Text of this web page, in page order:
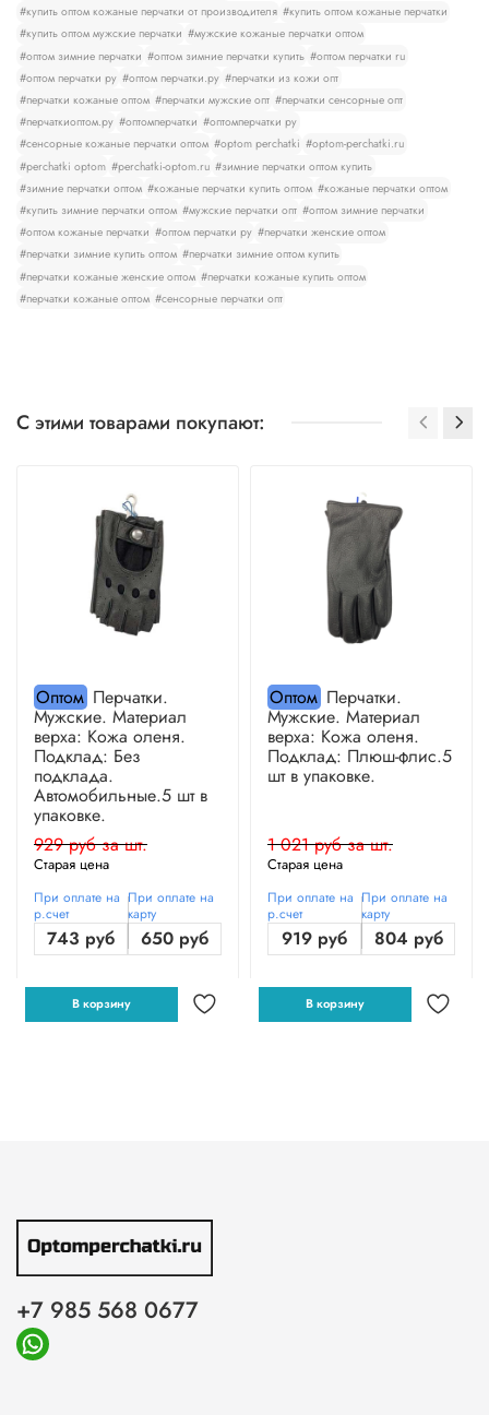
#купить оптом кожаные перчатки от производителя #купить оптом кожаные перчатки
#купить оптом мужские перчатки #мужские кожаные перчатки оптом
#оптом зимние перчатки #оптом зимние перчатки купить #оптом перчатки ru
#оптом перчатки ру #оптом перчатки.ру #перчатки из кожи опт
#перчатки кожаные оптом #перчатки мужские опт #перчатки сенсорные опт
#перчаткиоптом.ру #оптомперчатки #оптомперчатки ру
#сенсорные кожаные перчатки оптом #optom perchatki #optom-perchatki.ru
#perchatki optom #perchatki-optom.ru #зимние перчатки оптом купить
#зимние перчатки оптом #кожаные перчатки купить оптом #кожаные перчатки оптом
#купить зимние перчатки оптом #мужские перчатки опт #оптом зимние перчатки
#оптом кожаные перчатки #оптом перчатки ру #перчатки женские оптом
#перчатки зимние купить оптом #перчатки зимние оптом купить
#перчатки кожаные женские оптом #перчатки кожаные купить оптом
#перчатки кожаные оптом #сенсорные перчатки опт
С этими товарами покупают:
ОптомПерчатки.
Мужские. Материал
верха: Кожа оленя.
Подклад: Без
подклада.
Автомобильные.5 шт в
упаковке.
929 руб за шт.
Старая цена
При оплате на
р.счет
743 руб
При оплате на
карту
650 руб
В корзину
ОптомПерчатки.
Мужские. Материал
верха: Кожа оленя.
Подклад: Плюш-флис.5
шт в упаковке.
1 021 руб за шт.
Старая цена
При оплате на
р.счет
919 руб
При оплате на
карту
804 руб
В корзину
+7 985 568 0677